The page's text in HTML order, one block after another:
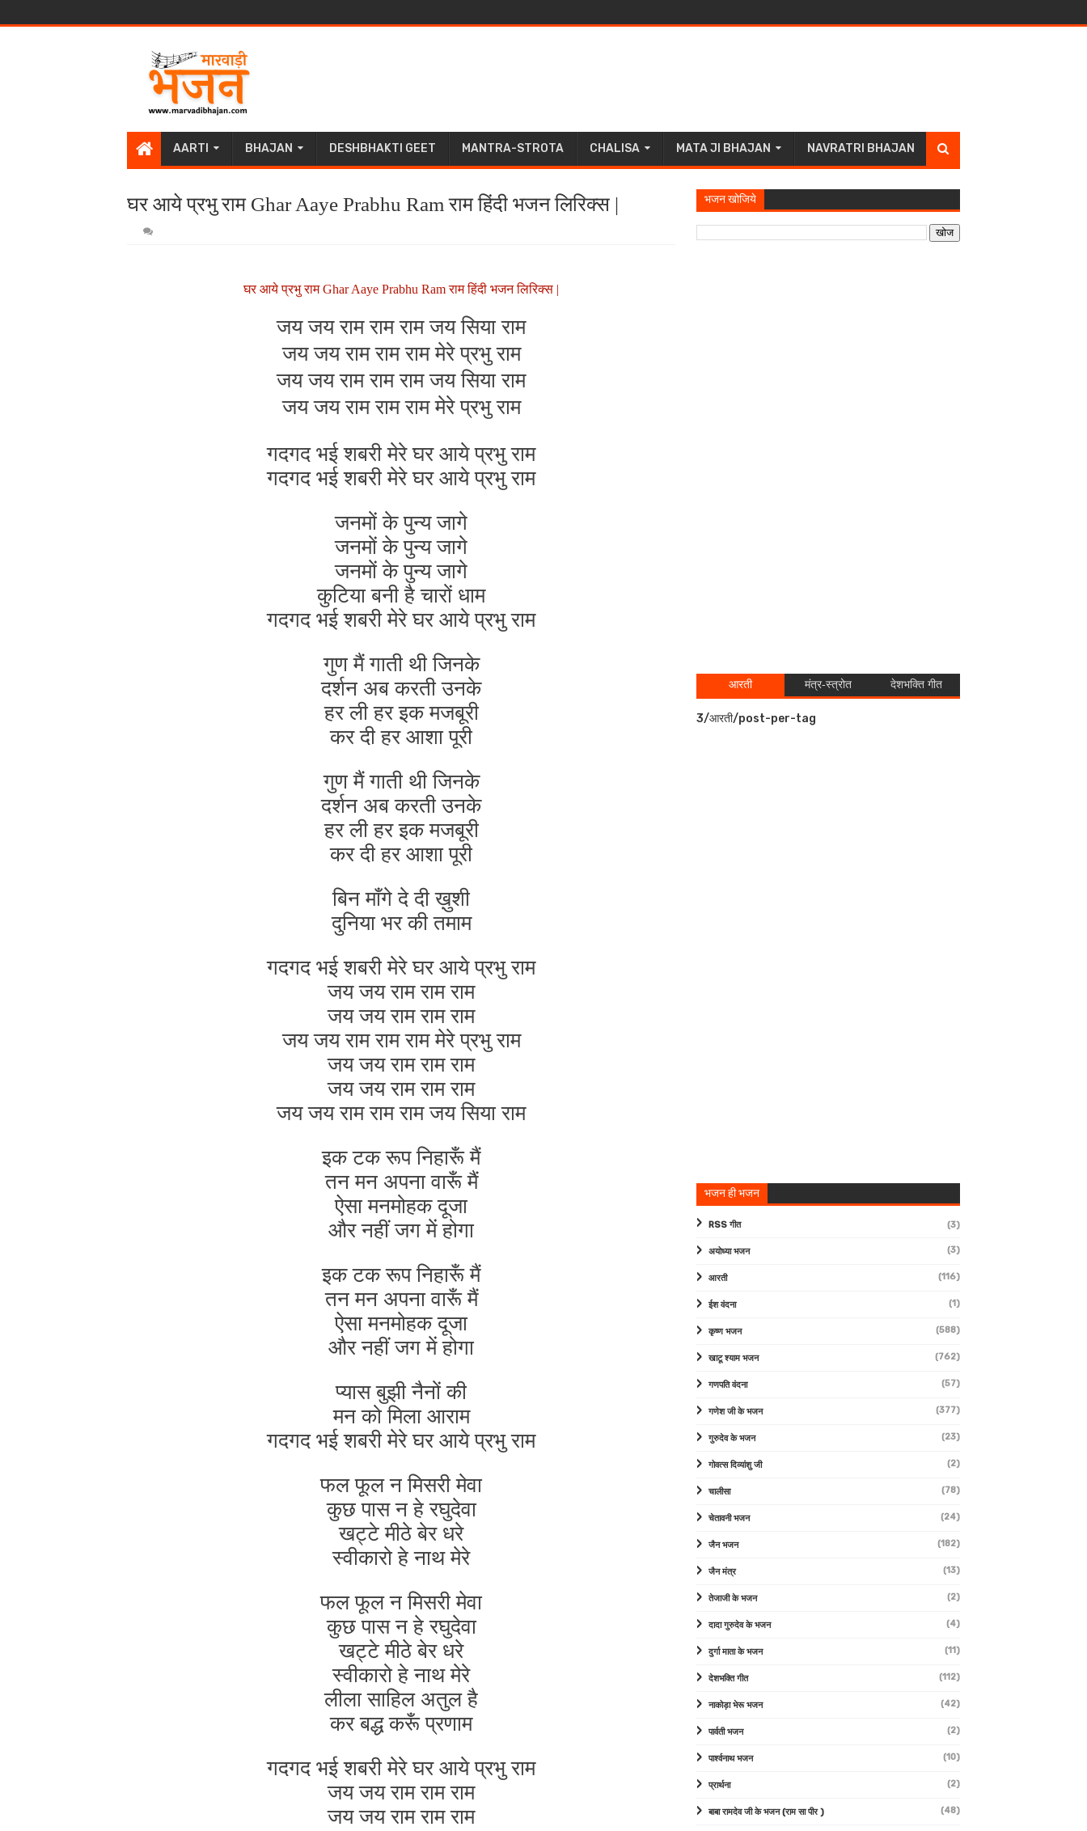
AARTI BHAJAN DESHBHAKTI GEET MANTRA-STROTA CHALISA MATA JI BHAJAN NAVRATRI BHAJAN
घर आये प्रभु राम Ghar Aaye Prabhu Ram राम हिंदी भजन लिरिक्स |
घर आये प्रभु राम Ghar Aaye Prabhu Ram राम हिंदी भजन लिरिक्स |
जय जय राम राम राम जय सिया राम
जय जय राम राम राम मेरे प्रभु राम
जय जय राम राम राम जय सिया राम
जय जय राम राम राम मेरे प्रभु राम
गदगद भई शबरी मेरे घर आये प्रभु राम
गदगद भई शबरी मेरे घर आये प्रभु राम
जनमों के पुन्य जागे
जनमों के पुन्य जागे
जनमों के पुन्य जागे
कुटिया बनी है चारों धाम
गदगद भई शबरी मेरे घर आये प्रभु राम
गुण मैं गाती थी जिनके
दर्शन अब करती उनके
हर ली हर इक मजबूरी
कर दी हर आशा पूरी
गुण मैं गाती थी जिनके
दर्शन अब करती उनके
हर ली हर इक मजबूरी
कर दी हर आशा पूरी
बिन माँगे दे दी ख़ुशी
दुनिया भर की तमाम
गदगद भई शबरी मेरे घर आये प्रभु राम
जय जय राम राम राम
जय जय राम राम राम
जय जय राम राम राम मेरे प्रभु राम
जय जय राम राम राम
जय जय राम राम राम
जय जय राम राम राम जय सिया राम
इक टक रूप निहारूँ मैं
तन मन अपना वारूँ मैं
ऐसा मनमोहक दूजा
और नहीं जग में होगा
इक टक रूप निहारूँ मैं
तन मन अपना वारूँ मैं
ऐसा मनमोहक दूजा
और नहीं जग में होगा
प्यास बुझी नैनों की
मन को मिला आराम
गदगद भई शबरी मेरे घर आये प्रभु राम
फल फूल न मिसरी मेवा
कुछ पास न हे रघुदेवा
खट्टे मीठे बेर धरे
स्वीकारो हे नाथ मेरे
फल फूल न मिसरी मेवा
कुछ पास न हे रघुदेवा
खट्टे मीठे बेर धरे
स्वीकारो हे नाथ मेरे
लीला साहिल अतुल है
कर बद्ध करूँ प्रणाम
गदगद भई शबरी मेरे घर आये प्रभु राम
जय जय राम राम राम
जय जय राम राम राम
भजन खोजिये
आरती मंत्र-स्त्रोत देशभक्ति गीत
3/आरती/post-per-tag
भजन ही भजन
RSS गीत (3)
अयोध्या भजन (3)
आरती (116)
ईश वंदना (1)
कृष्ण भजन (588)
खाटू श्याम भजन (762)
गणपति वंदना (57)
गणेश जी के भजन (377)
गुरुदेव के भजन (23)
गोवत्स दिव्यांशु जी (2)
चालीसा (78)
चेतावनी भजन (24)
जैन भजन (182)
जैन मंत्र (13)
तेजाजी के भजन (2)
दादा गुरुदेव के भजन (4)
दुर्गा माता के भजन (11)
देशभक्ति गीत (112)
नाकोड़ा भेरू भजन (42)
पार्वती भजन (2)
पार्श्वनाथ भजन (10)
प्रार्थना (2)
बाबा रामदेव जी के भजन (राम सा पीर ) (48)